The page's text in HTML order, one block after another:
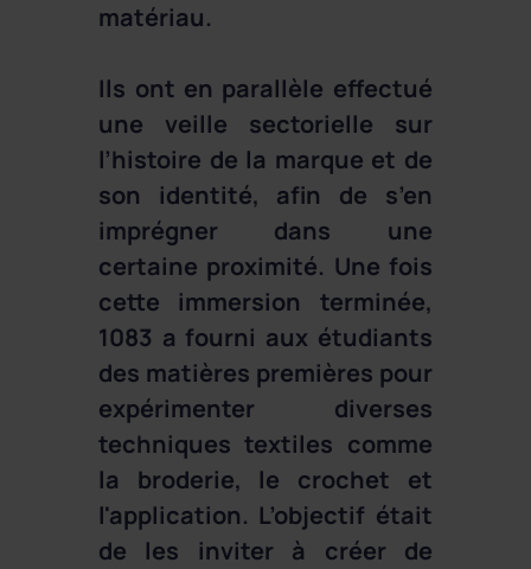
matériau.
Ils ont en parallèle effectué
une veille sectorielle sur
l’histoire de la marque et de
son identité, afin de s’en
imprégner dans une
certaine proximité. Une fois
cette immersion terminée,
1083 a fourni aux étudiants
des matières premières pour
expérimenter diverses
techniques textiles comme
la broderie, le crochet et
l'application. L’objectif était
de les inviter à créer de